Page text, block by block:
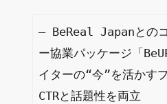
— BeReal Japanとの
ー協業パッケージ「
イターの“今”を活かす
CTRと話題性を両立